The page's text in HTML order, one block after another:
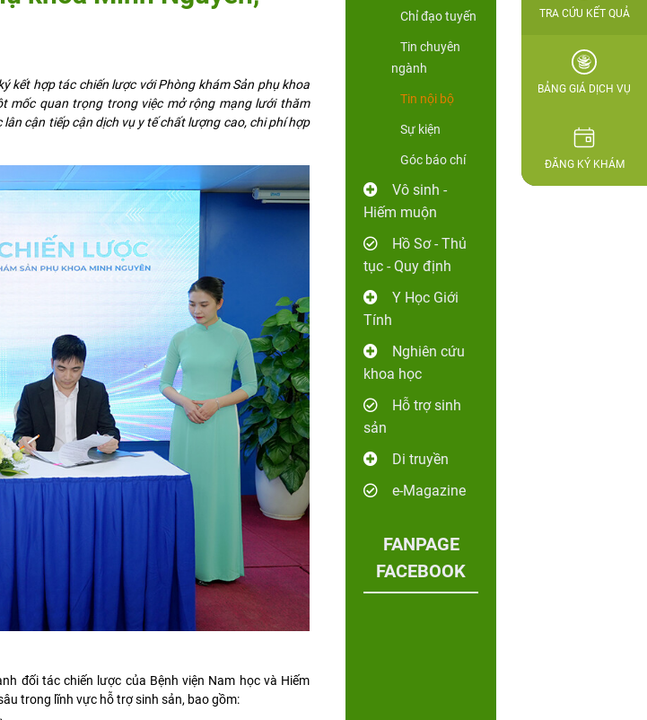
kết hợp tác chiến lược với Phòng khám Sản phụ khoa
mốc quan trọng trong việc mở rộng mạng lưới thăm
cận tiếp cận dịch vụ y tế chất lượng cao, chi phí hợp
đối tác chiến lược của Bệnh viện Nam học và Hiếm
trong lĩnh vực hỗ trợ sinh sản, bao gồm:
Chỉ đạo tuyến
Tin chuyên
ngành
Tin nội bộ
Sự kiện
Góc báo chí
Vô sinh -
Hiếm muộn
Hồ Sơ - Thủ
tục - Quy định
Y Học Giới
Tính
Nghiên cứu
khoa học
Hỗ trợ sinh
sản
Di truyền
e-Magazine
FANPAGE
FACEBOOK
TRA CỨU KẾT QUẢ
BẢNG GIÁ DỊCH VỤ
ĐĂNG KÝ KHÁM